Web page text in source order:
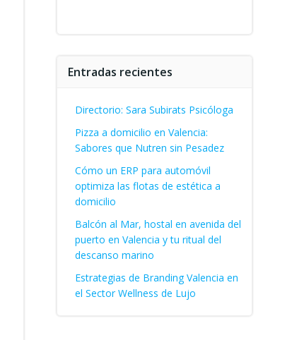
Entradas recientes
Directorio: Sara Subirats Psicóloga
Pizza a domicilio en Valencia:
Sabores que Nutren sin Pesadez
Cómo un ERP para automóvil
optimiza las flotas de estética a
domicilio
Balcón al Mar, hostal en avenida del
puerto en Valencia y tu ritual del
descanso marino
Estrategias de Branding Valencia en
el Sector Wellness de Lujo